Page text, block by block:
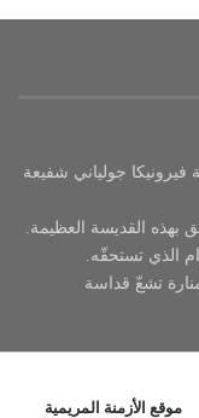
فيرونيكا جولياني شفيعة
القديسة العظيمة.
الذي تستحقّه.
تشعّ قداسة
موقع الأزمنة المريمية